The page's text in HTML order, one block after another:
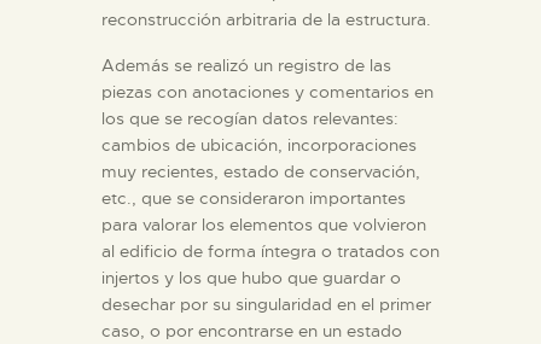
reconstrucción arbitraria de la estructura.
Además se realizó un registro de las
piezas con anotaciones y comentarios en
los que se recogían datos relevantes:
cambios de ubicación, incorporaciones
muy recientes, estado de conservación,
etc., que se consideraron importantes
para valorar los elementos que volvieron
al edificio de forma íntegra o tratados con
injertos y los que hubo que guardar o
desechar por su singularidad en el primer
caso, o por encontrarse en un estado